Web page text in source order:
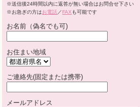
※送信後24時間以内に返答が無い場合はお問合せ下さい
※お急ぎの方はお電話 ／FAX も可能です
お名前（偽名でも可)
お住まい地域
ご連絡先(固定または携帯)
メールアドレス